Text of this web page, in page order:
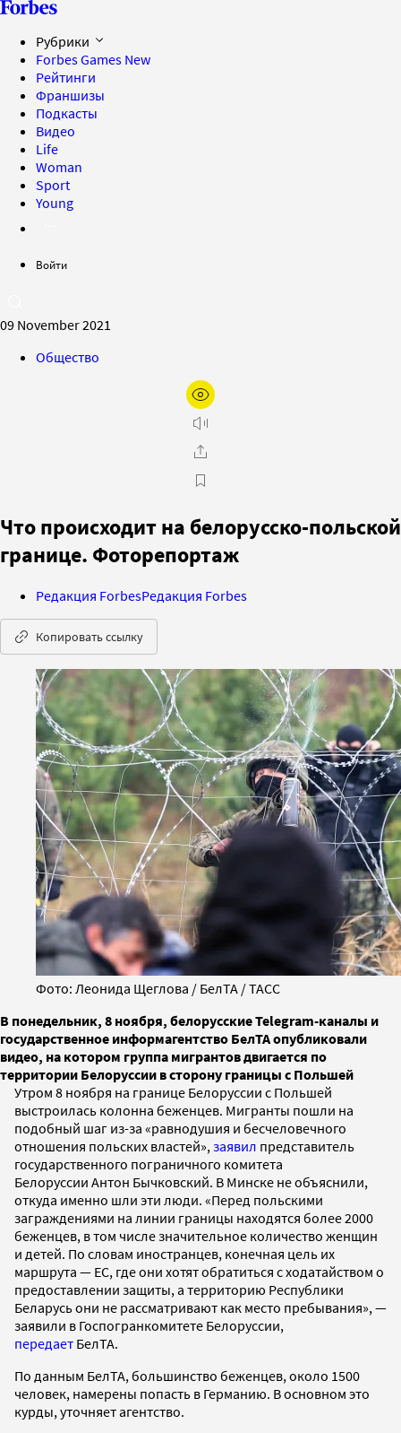
Рубрики
Forbes Games New
Рейтинги
Франшизы
Подкасты
Видео
Life
Woman
Sport
Young
Войти
09 November 2021
Общество
Что происходит на белорусско-польской
границе. Фоторепортаж
Редакция ForbesРедакция Forbes
Копировать ссылку
Фото: Леонида Щеглова / БелТА / ТАСС
В понедельник, 8 ноября, белорусские Telegram-каналы и
государственное информагентство БелТА опубликовали
видео, на котором группа мигрантов двигается по
территории Белоруссии в сторону границы с Польшей
Утром 8 ноября на границе Белоруссии с Польшей
выстроилась колонна беженцев. Мигранты пошли на
подобный шаг из-за «равнодушия и бесчеловечного
отношения польских властей», заявил представитель
государственного пограничного комитета
Белоруссии Антон Бычковский. В Минске не объяснили,
откуда именно шли эти люди. «Перед польскими
заграждениями на линии границы находятся более 2000
беженцев, в том числе значительное количество женщин
и детей. По словам иностранцев, конечная цель их
маршрута — ЕС, где они хотят обратиться с ходатайством о
предоставлении защиты, а территорию Республики
Беларусь они не рассматривают как место пребывания», —
заявили в Госпогранкомитете Белоруссии,
передает БелТА.
По данным БелТА, большинство беженцев, около 1500
человек, намерены попасть в Германию. В основном это
курды, уточняет агентство.